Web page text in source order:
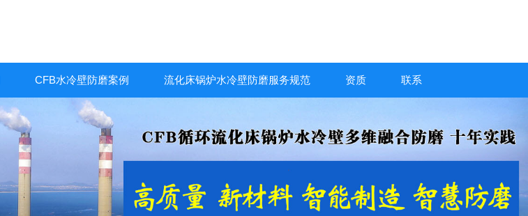
CFB水冷壁防磨案例 流化床锅炉水冷壁防磨服务规范 资质 联系